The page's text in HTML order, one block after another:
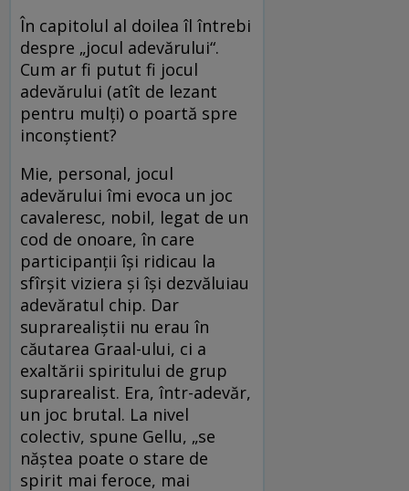
În capitolul al doilea îl întrebi
despre „jocul adevărului“.
Cum ar fi putut fi jocul
adevărului (atît de lezant
pentru mulți) o poartă spre
inconștient?
Mie, personal, jocul
adevărului îmi evoca un joc
cavaleresc, nobil, legat de un
cod de onoare, în care
participanţii îşi ridicau la
sfîrşit viziera şi îşi dezvăluiau
adevăratul chip. Dar
suprarealiştii nu erau în
căutarea Graal-ului, ci a
exaltării spiritului de grup
suprarealist. Era, într-adevăr,
un joc brutal. La nivel
colectiv, spune Gellu, „se
năştea poate o stare de
spirit mai feroce, mai